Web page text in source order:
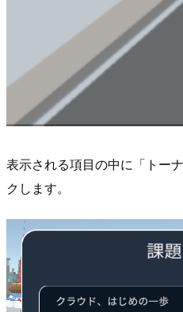
表示される項目の中に「トー
クします。